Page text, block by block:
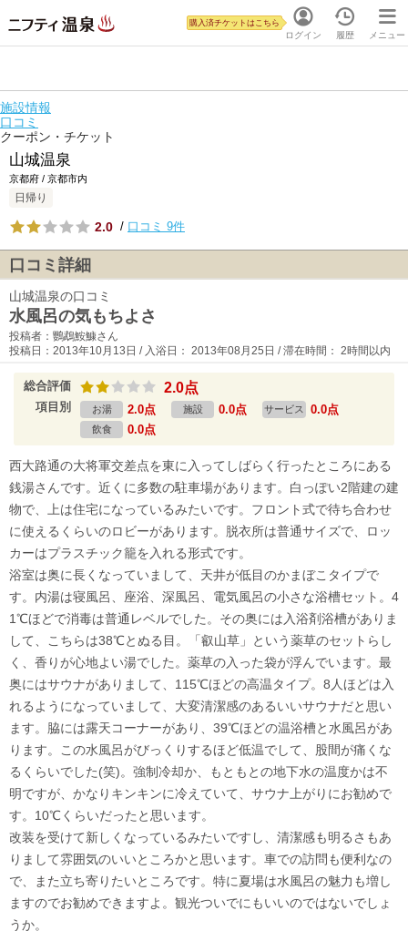
ログイン
購入済チケットはこちら
履歴 メニュー
施設情報
口コミ
クーポン・チケット
山城温泉
京都府 / 京都市内
日帰り
2.0 / 口コミ 9件
口コミ詳細
山城温泉の口コミ
水風呂の気もちよさ
投稿者：鸚鵡鮟鱇さん
投稿日：2013年10月13日 / 入浴日： 2013年08月25日 / 滞在時間： 2時間以内
総合評価 2.0点
項目別 お湯 2.0点 施設 0.0点 サービス 0.0点
飲食 0.0点
西大路通の大将軍交差点を東に入ってしばらく行ったところにある
銭湯さんです。近くに多数の駐車場があります。白っぽい2階建の建
物で、上は住宅になっているみたいです。フロント式で待ち合わせ
に使えるくらいのロビーがあります。脱衣所は普通サイズで、ロッ
カーはプラスチック籠を入れる形式です。
浴室は奥に長くなっていまして、天井が低目のかまぼこタイプで
す。内湯は寝風呂、座浴、深風呂、電気風呂の小さな浴槽セット。4
1℃ほどで消毒は普通レベルでした。その奥には入浴剤浴槽がありま
して、こちらは38℃とぬる目。「叡山草」という薬草のセットらし
く、香りが心地よい湯でした。薬草の入った袋が浮んでいます。最
奥にはサウナがありまして、115℃ほどの高温タイプ。8人ほどは入
れるようになっていまして、大変清潔感のあるいいサウナだと思い
ます。脇には露天コーナーがあり、39℃ほどの温浴槽と水風呂があ
ります。この水風呂がびっくりするほど低温でして、股間が痛くな
るくらいでした(笑)。強制冷却か、もともとの地下水の温度かは不
明ですが、かなりキンキンに冷えていて、サウナ上がりにお勧めで
す。10℃くらいだったと思います。
改装を受けて新しくなっているみたいですし、清潔感も明るさもあ
りまして雰囲気のいいところかと思います。車での訪問も便利なの
で、また立ち寄りたいところです。特に夏場は水風呂の魅力も増し
ますのでお勧めできますよ。観光ついでにもいいのではないでしょ
うか。